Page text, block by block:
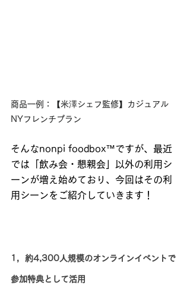
商品一例：【米澤シェフ監修】カジュアル
NYフレンチプラン
そんなnonpi foodbox™ですが、最近
では「飲み会・懇親会」以外の利用シ
ーンが増え始めており、今回はその利
用シーンをご紹介していきます！
1，約4,300人規模のオンラインイベントで
参加特典として活用